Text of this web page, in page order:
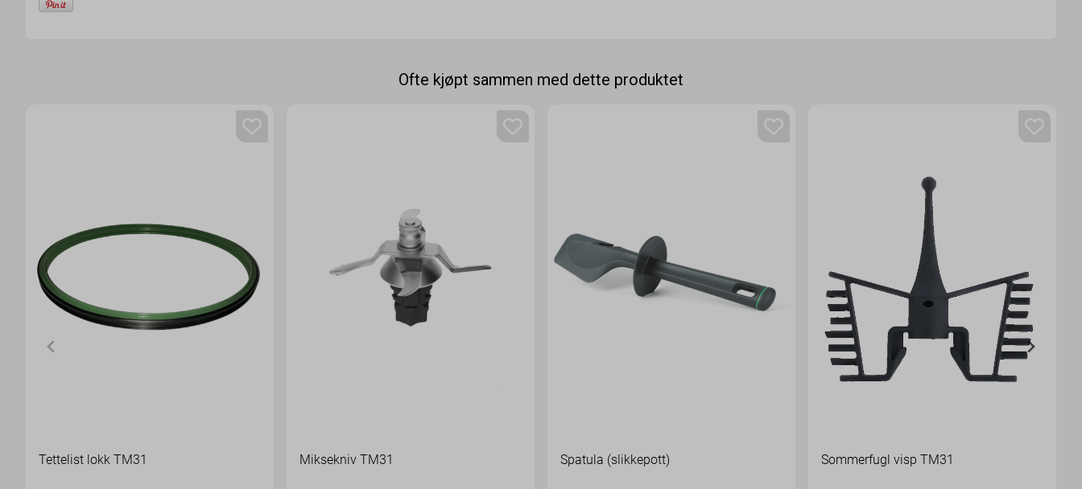
Ofte kjøpt sammen med dette produktet
Tettelist lokk TM31 Miksekniv TM31 Spatula (slikkepott) Sommerfugl visp TM31